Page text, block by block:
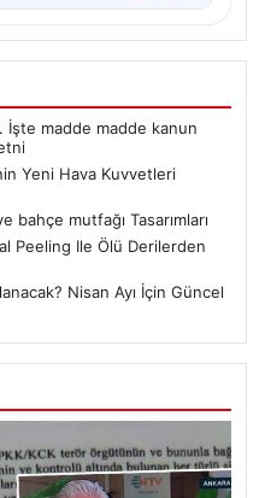
İşte madde madde kanun
Yeni Hava Kuvvetleri
bahçe mutfağı Tasarımları
Peeling Ile Ölü Derilerden
Nisan Ayı İçin Güncel